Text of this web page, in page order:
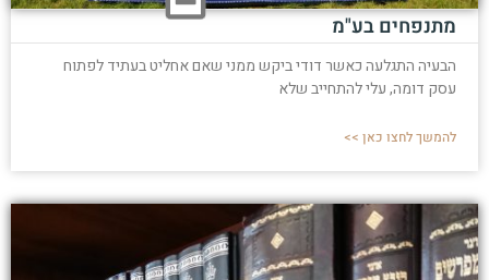
מתנפחים בע"מ
הבעיה התגלעה כאשר דודי ביקש ממני שאם אחליט בעתיד לפתוח
עסק דומה, עלי להתחייב שלא
להמשך לחצו כאן >>